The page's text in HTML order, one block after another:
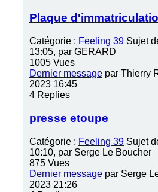
Plaque
Catégorie : Feeling 39 Sujet
13:05, par GERARD
1005 Vues
Dernier message par Thierry
2023 16:45
4 Replies
presse etoupe
Catégorie : Feeling 39 Sujet
10:10, par Serge Le Boucher
875 Vues
Dernier message par Serge
2023 21:26